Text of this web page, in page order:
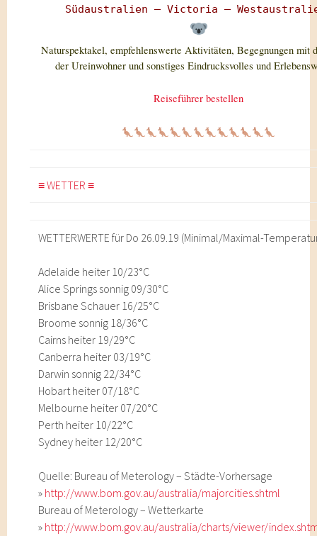
Südaustralien – Victoria –
Naturspektakel, empfehlenswerte Aktivitäten, Begegnungen mit
der Ureinwohner und sonstiges Eindrucksvolles und
Reiseführer bestellen
≡ WETTER ≡
WETTERWERTE für Do 26.09.19 (Minimal/Maximal-
Adelaide heiter 10/23°C
Alice Springs sonnig 09/30°C
Brisbane Schauer 16/25°C
Broome sonnig 18/36°C
Cairns heiter 19/29°C
Canberra heiter 03/19°C
Darwin sonnig 22/34°C
Hobart heiter 07/18°C
Melbourne heiter 07/20°C
Perth heiter 10/22°C
Sydney heiter 12/20°C
Quelle: Bureau of Meterology – Städte-Vorhersage
» http://www.bom.gov.au/australia/majorcities.shtml
Bureau of Meterology – Wetterkarte
» http://www.bom.gov.au/australia/charts/viewer/